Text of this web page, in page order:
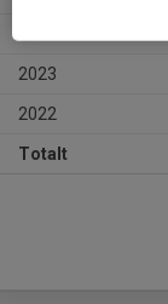
2023
2022
Totalt